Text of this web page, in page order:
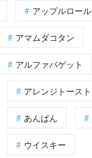
アップルロール
アマムダコタン
アルファバゲット
アレンジトースト
あんぱん
ウイスキー